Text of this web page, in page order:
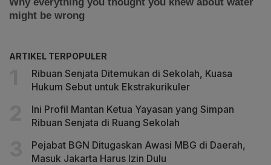
ARTIKEL TERPOPULER
Ribuan Senjata Ditemukan di Sekolah, Kuasa
Hukum Sebut untuk Ekstrakurikuler
Ini Profil Mantan Ketua Yayasan yang Simpan
Ribuan Senjata di Ruang Sekolah
Pejabat BGN Ditugaskan Awasi MBG di Daerah,
Masuk Jakarta Harus Izin Dulu